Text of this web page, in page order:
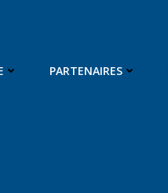
PARTENAIRES